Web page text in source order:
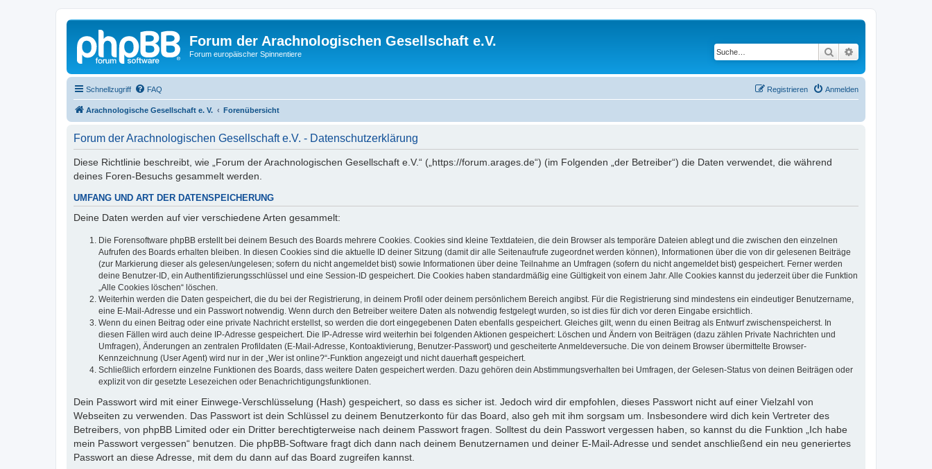
Forum der Arachnologischen Gesellschaft e.V.
Forum europäischer Spinnentiere Suche
Schnellzugriff FAQ Anmelden
Registrieren
Arachnologische Gesellschaft e. V. Forenübersicht
Forum der Arachnologischen Gesellschaft e.V. - Datenschutzerklärung
Diese Richtlinie beschreibt, wie „Forum der Arachnologischen Gesellschaft e.V.“ („https://forum.arages.de“) (im Folgenden „der Betreiber“) die Daten verwendet, die während
deines Foren-Besuchs gesammelt werden.
UMFANG UND ART DER DATENSPEICHERUNG
Deine Daten werden auf vier verschiedene Arten gesammelt:
Die Forensoftware phpBB erstellt bei deinem Besuch des Boards mehrere Cookies. Cookies sind kleine Textdateien, die dein Browser als temporäre Dateien ablegt und die zwischen den einzelnen
Aufrufen des Boards erhalten bleiben. In diesen Cookies sind die aktuelle ID deiner Sitzung (damit dir alle Seitenaufrufe zugeordnet werden können), Informationen über die von dir gelesenen Beiträge
(zur Markierung dieser als gelesen/ungelesen; sofern du nicht angemeldet bist) sowie Informationen über deine Teilnahme an Umfragen (sofern du nicht angemeldet bist) gespeichert. Ferner werden
deine Benutzer-ID, ein Authentifizierungsschlüssel und eine Session-ID gespeichert. Die Cookies haben standardmäßig eine Gültigkeit von einem Jahr. Alle Cookies kannst du jederzeit über die Funktion
„Alle Cookies löschen“ löschen.
Weiterhin werden die Daten gespeichert, die du bei der Registrierung, in deinem Profil oder deinem persönlichem Bereich angibst. Für die Registrierung sind mindestens ein eindeutiger Benutzername,
eine E-Mail-Adresse und ein Passwort notwendig. Wenn durch den Betreiber weitere Daten als notwendig festgelegt wurden, so ist dies für dich vor deren Eingabe ersichtlich.
Wenn du einen Beitrag oder eine private Nachricht erstellst, so werden die dort eingegebenen Daten ebenfalls gespeichert. Gleiches gilt, wenn du einen Beitrag als Entwurf zwischenspeicherst. In
diesen Fällen wird auch deine IP-Adresse gespeichert. Die IP-Adresse wird weiterhin bei folgenden Aktionen gespeichert: Löschen und Ändern von Beiträgen (dazu zählen Private Nachrichten und
Umfragen), Änderungen an zentralen Profildaten (E-Mail-Adresse, Kontoaktivierung, Benutzer-Passwort) und gescheiterte Anmeldeversuche. Die von deinem Browser übermittelte Browser-
Kennzeichnung (User Agent) wird nur in der „Wer ist online?“-Funktion angezeigt und nicht dauerhaft gespeichert.
Schließlich erfordern einzelne Funktionen des Boards, dass weitere Daten gespeichert werden. Dazu gehören dein Abstimmungsverhalten bei Umfragen, der Gelesen-Status von deinen Beiträgen oder
explizit von dir gesetzte Lesezeichen oder Benachrichtigungsfunktionen.
Dein Passwort wird mit einer Einwege-Verschlüsselung (Hash) gespeichert, so dass es sicher ist. Jedoch wird dir empfohlen, dieses Passwort nicht auf einer Vielzahl von
Webseiten zu verwenden. Das Passwort ist dein Schlüssel zu deinem Benutzerkonto für das Board, also geh mit ihm sorgsam um. Insbesondere wird dich kein Vertreter des
Betreibers, von phpBB Limited oder ein Dritter berechtigterweise nach deinem Passwort fragen. Solltest du dein Passwort vergessen haben, so kannst du die Funktion „Ich habe
mein Passwort vergessen“ benutzen. Die phpBB-Software fragt dich dann nach deinem Benutzernamen und deiner E-Mail-Adresse und sendet anschließend ein neu generiertes
Passwort an diese Adresse, mit dem du dann auf das Board zugreifen kannst.